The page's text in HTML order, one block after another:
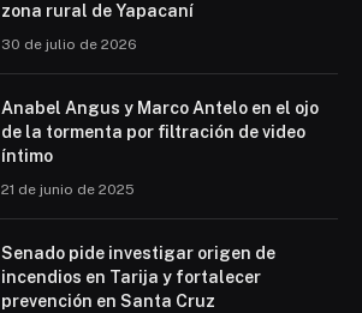
zona rural de Yapacaní
30 de julio de 2026
Anabel Angus y Marco Antelo en el ojo
de la tormenta por filtración de video
íntimo
21 de junio de 2025
Senado pide investigar origen de
incendios en Tarija y fortalecer
prevención en Santa Cruz